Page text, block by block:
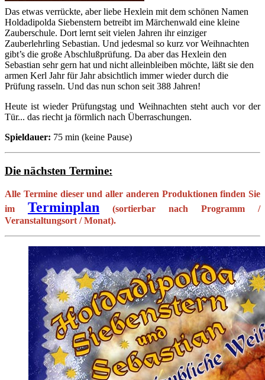
Das etwas verrückte, aber liebe Hexlein mit dem schönen Namen
Holdadipolda Siebenstern betreibt im Märchenwald eine kleine
Zauberschule. Dort lernt seit vielen Jahren ihr einziger
Zauberlehrling Sebastian. Und jedesmal so kurz vor Weihnachten
gibt’s die große Abschlußprüfung. Da aber das Hexlein den
Sebastian sehr gern hat und nicht alleinbleiben möchte, läßt sie den
armen Kerl Jahr für Jahr absichtlich immer wieder durch die
Prüfung rasseln. Und das nun schon seit 388 Jahren!
Heute ist wieder Prüfungstag und Weihnachten steht auch vor der
Tür... das riecht ja förmlich nach Überraschungen.
Spieldauer: 75 min (keine Pause)
Die nächsten Termine:
Alle Termine dieser und aller anderen Produktionen finden Sie
im Terminplan
(sortierbar nach Programm /
Veranstaltungsort / Monat).